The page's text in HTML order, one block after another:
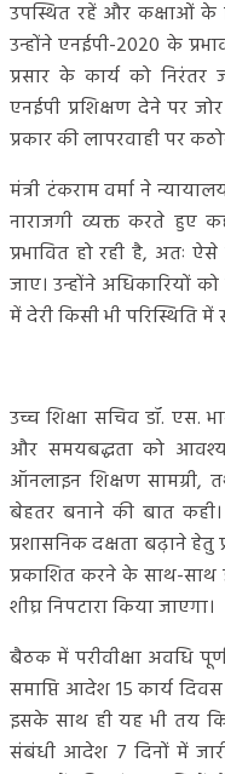
उपस्थित रहें और कक्षाओं के
उन्होंने एनईपी-2020 के
प्रसार के कार्य को
एनईपी प्रशिक्षण देने पर
प्रकार की लापरवाही पर
मंत्री टंकराम वर्मा ने
नाराजगी व्यक्त करते हुए
प्रभावित हो रही है, अतः
जाए। उन्होंने अधिकारियों
में देरी किसी भी परिस्थिति में
उच्च शिक्षा सचिव डॉ. एस.
और समयबद्धता को
ऑनलाइन शिक्षण सामग्री,
बेहतर बनाने की बात कही।
प्रशासनिक दक्षता बढ़ाने हेतु
प्रकाशित करने के साथ-
शीघ्र निपटारा किया जाएगा।
बैठक में परीवीक्षा अवधि
समाप्ति आदेश 15 कार्य
इसके साथ ही यह भी तय
संबंधी आदेश 7 दिनों में